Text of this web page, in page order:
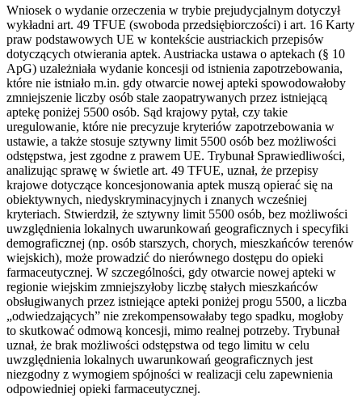
Wniosek o wydanie orzeczenia w trybie prejudycjalnym dotyczył
wykładni art. 49 TFUE (swoboda przedsiębiorczości) i art. 16 Karty
praw podstawowych UE w kontekście austriackich przepisów
dotyczących otwierania aptek. Austriacka ustawa o aptekach (§ 10
ApG) uzależniała wydanie koncesji od istnienia zapotrzebowania,
które nie istniało m.in. gdy otwarcie nowej apteki spowodowałoby
zmniejszenie liczby osób stale zaopatrywanych przez istniejącą
aptekę poniżej 5500 osób. Sąd krajowy pytał, czy takie
uregulowanie, które nie precyzuje kryteriów zapotrzebowania w
ustawie, a także stosuje sztywny limit 5500 osób bez możliwości
odstępstwa, jest zgodne z prawem UE. Trybunał Sprawiedliwości,
analizując sprawę w świetle art. 49 TFUE, uznał, że przepisy
krajowe dotyczące koncesjonowania aptek muszą opierać się na
obiektywnych, niedyskryminacyjnych i znanych wcześniej
kryteriach. Stwierdził, że sztywny limit 5500 osób, bez możliwości
uwzględnienia lokalnych uwarunkowań geograficznych i specyfiki
demograficznej (np. osób starszych, chorych, mieszkańców terenów
wiejskich), może prowadzić do nierównego dostępu do opieki
farmaceutycznej. W szczególności, gdy otwarcie nowej apteki w
regionie wiejskim zmniejszyłoby liczbę stałych mieszkańców
obsługiwanych przez istniejące apteki poniżej progu 5500, a liczba
„odwiedzających” nie zrekompensowałaby tego spadku, mogłoby
to skutkować odmową koncesji, mimo realnej potrzeby. Trybunał
uznał, że brak możliwości odstępstwa od tego limitu w celu
uwzględnienia lokalnych uwarunkowań geograficznych jest
niezgodny z wymogiem spójności w realizacji celu zapewnienia
odpowiedniej opieki farmaceutycznej.